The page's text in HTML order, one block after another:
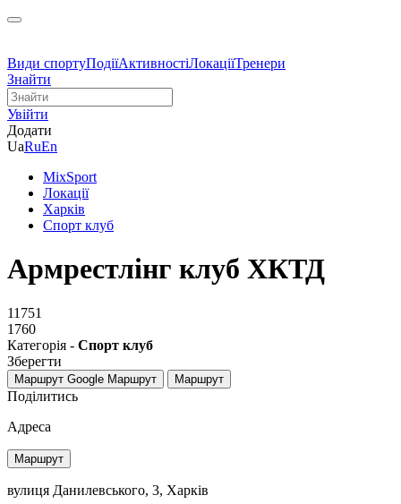
Види спортуПодіїАктивностіЛокаціїТренери
Знайти
Увійти
Додати
UaRuEn
MixSport
Локації
Харків
Спорт клуб
Армрестлінг клуб ХКТД
11751
1760
Категорія - Спорт клуб
Зберегти
Маршрут Google Маршрут Маршрут
Поділитись
Адреса
Маршрут
вулиця Данилевського, 3, Харків